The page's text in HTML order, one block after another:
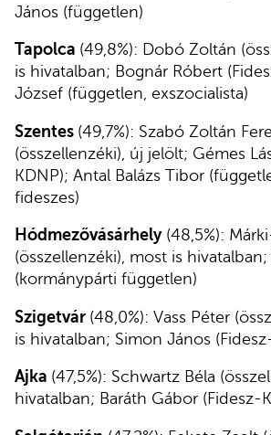
János (független)
Tapolca (49,8%): Dobó Zoltán
is hivatalban; Bognár Róbert
József (független, exszocialista)
Szentes (49,7%): Szabó Zoltán
(összellenzéki), új jelölt; Gémes
KDNP); Antal Balázs Tibor
fideszes)
Hódmezővásárhely(48,5%):
(összellenzéki), most is
(kormánypárti független)
Szigetvár (48,0%): Vass Péter
is hivatalban; Simon János
Ajka (47,5%): Schwartz Béla
hivatalban; Baráth Gábor (Fidesz-